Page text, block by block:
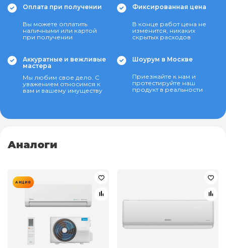
Оплата при получении
Вы можете оплатить
наличными или картой
при получении
Фиксированная цена
В конце работ цена не
изменится, никаких
скрытых расходов
Аккуратные и вежливые
мастера
Мы любим свое дело. С
уважением относимся к
вам и вашему имуществу
Шоурум в Москве
Приезжайте к нам и
протестируйте наш
продукт в реальности
Аналоги
АКЦИЯ